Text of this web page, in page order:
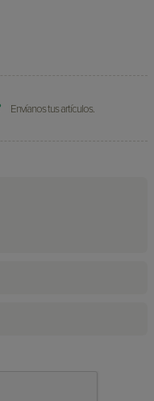
Envíanos tus artículos.